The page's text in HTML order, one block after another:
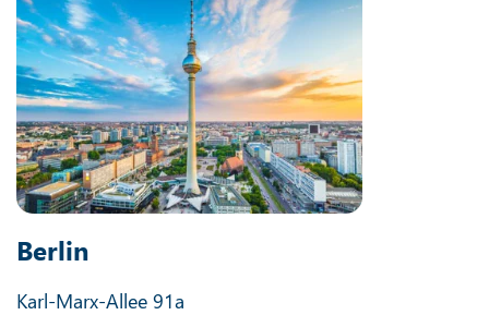
Berlin
Karl-Marx-Allee 91a